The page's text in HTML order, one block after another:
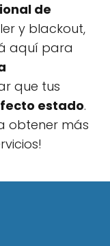
de
y blackout,
aquí para
que tus
estado.
obtener más